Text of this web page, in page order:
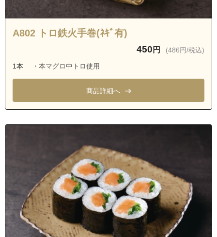
愛知県名古屋市緑区鳴海町字鏡田
愛知県名古屋市瑞穂区彌富町
愛知県名古屋市天白区天白町大字島田字大下
愛知県名古屋市天白区天白町大字島田字中曽根
愛知県名古屋市緑区元徳重１丁目
愛知県名古屋市緑区元徳重２丁目
愛知県名古屋市天白区相川１丁目
愛知県名古屋市天白区相川２丁目
A802 トロ鉄火手巻(ﾈｷﾞ有)
450 円 (486円/税込)
1本 ・本マグロ中トロ使用
商品詳細へ